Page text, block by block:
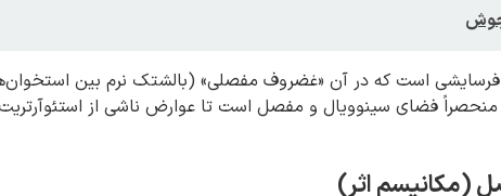
جوش
است که در آن «غضروف مفصلی» (بالشتک نرم بین
منحصراً فضای سینوویال و مفصل است تا عوارض ناشی از
(مکانیسم اثر)